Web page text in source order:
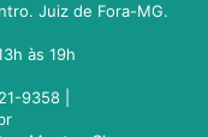
Juiz de Fora-MG.
às 19h
9358 |